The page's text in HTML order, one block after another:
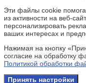
Эти файлы cookie
из активности на веб-
персонализировать
ваших интересах и
Нажимая на кнопку
согласие на обработку
Политикой обработки
Принять настройки